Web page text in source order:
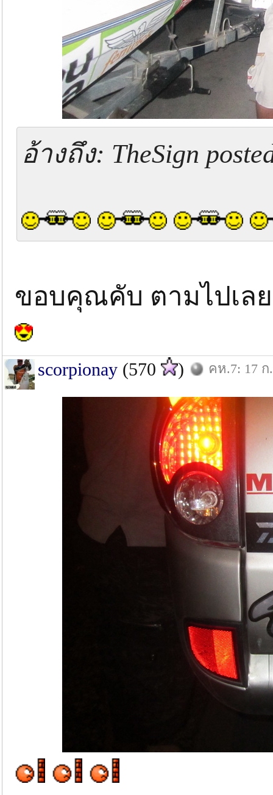
อ้างถึง: TheSign
ขอบคุณคับ ตามไปเล
scorpionay (570 ) คห.7: 17 ก